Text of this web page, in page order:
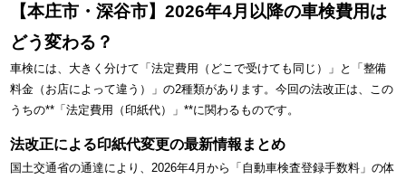
【本庄市・深谷市】2026年4月以降の車検費用は
どう変わる？
車検には、大きく分けて「法定費用（どこで受けても同じ）」と「整備
料金（お店によって違う）」の2種類があります。今回の法改正は、この
うちの**「法定費用（印紙代）」**に関わるものです。
法改正による印紙代変更の最新情報まとめ
国土交通省の通達により、2026年4月から「自動車検査登録手数料」の体